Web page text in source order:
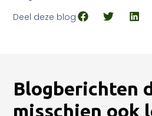
Deel deze blog
Blogberichten
misschien ook